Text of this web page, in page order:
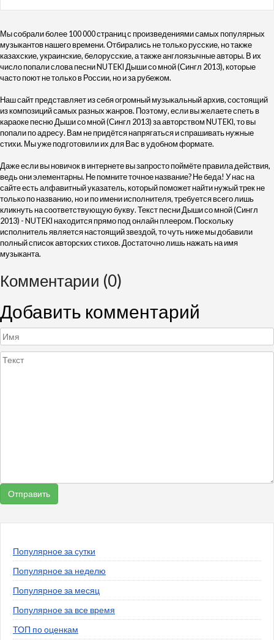
Мы собрали более 100 000 страниц с произведениями самых популярных
музыкантов нашего времени. Отбирались не только русские, но также
казахские, украинские, белорусские, а также англоязычные авторы. В их
число попали слова песни NUTEKI Дыши со мной (Сингл 2013), которые
часто поют не только в России, но и за рубежом.
Наш сайт представляет из себя огромный музыкальный архив, состоящий
из композиций самых разных жанров. Поэтому, если вы желаете спеть в
караоке песню Дыши со мной (Сингл 2013) за авторством NUTEKI, то вы
попали по адресу. Вам не придётся напрягаться и спрашивать нужные
стихи. Мы уже подготовили их для Вас в удобном формате.
Даже если вы новичок в интернете вы запросто поймёте правила действия,
ведь они элементарны. Не помните точное название? Не беда! У нас на
сайте есть алфавитный указатель, который поможет найти нужый трек не
только по названию, но и по имени исполнителя, требуется всего лишь
кликнуть на соответствующую букву. Текст песни Дыши со мной (Сингл
2013) - NUTEKI находится прямо под онлайн плеером. Поскольку
исполнитель является настоящий звездой, то чуть ниже мы добавили
полный список авторских стихов. Достаточно лишь нажать на имя
музыканта.
Комментарии (0)
Добавить комментарий
Популярное за сутки
Популярное за неделю
Популярное за месяц
Популярное за все время
ТОП по оценкам